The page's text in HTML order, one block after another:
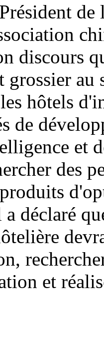
de
discours
grossier au
hôtels
de
et
des
déclaré
et